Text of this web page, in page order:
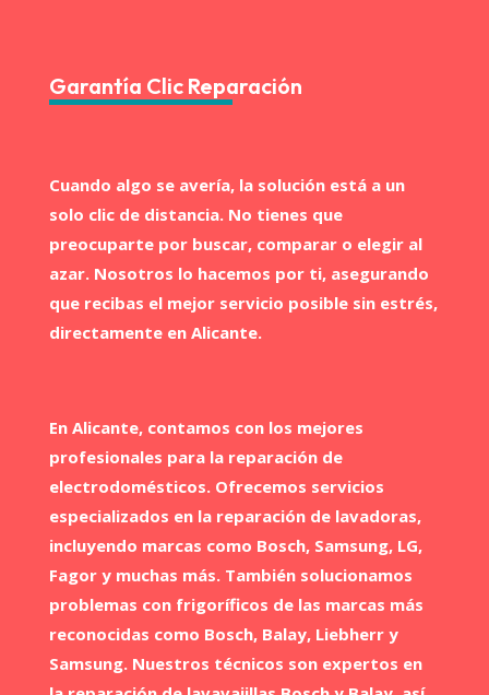
Garantía Clic Reparación
Cuando algo se avería, la solución está a un
solo clic de distancia. No tienes que
preocuparte por buscar, comparar o elegir al
azar. Nosotros lo hacemos por ti, asegurando
que recibas el mejor servicio posible sin estrés,
directamente en Alicante.
En Alicante, contamos con los mejores
profesionales para la reparación de
electrodomésticos. Ofrecemos servicios
especializados en la reparación de lavadoras,
incluyendo marcas como Bosch, Samsung, LG,
Fagor y muchas más. También solucionamos
problemas con frigoríficos de las marcas más
reconocidas como Bosch, Balay, Liebherr y
Samsung. Nuestros técnicos son expertos en